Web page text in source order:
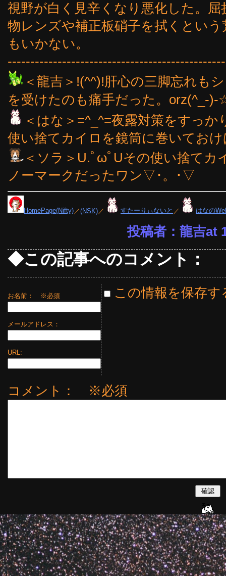
視野が白く見辛くなり悪化した。
物レンズや補正板硝子を拭くとい
もいかない。
＜龍吉＞!(^^)!肝心の三脚忘れも
を受けたのも痛手だった。orz(^_-)-
＜はな＞=^_^=夜露対策をすっ
使い捨てカイロを鏡筒に巻いてお
＜ソラ＞U.ﾟωﾟUその使い捨て
ノーマークだったワン▽･。･▽
HomePage(Nifty) ／(NSK) ／ すたーりぃないと ／ はなの
投稿者：龍吉at
◆この記事へのコメント：
お名前： ※必須
メールアドレス：
URL:
この情報を保存す
コメント： ※必須